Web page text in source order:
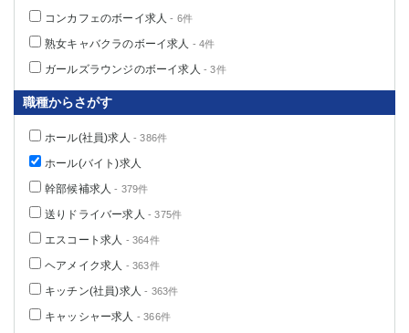
コンカフェのボーイ求人 - 6件
熟女キャバクラのボーイ求人 - 4件
ガールズラウンジのボーイ求人 - 3件
職種からさがす
ホール(社員)求人 - 386件
ホール(バイト)求人
幹部候補求人 - 379件
送りドライバー求人 - 375件
エスコート求人 - 364件
ヘアメイク求人 - 363件
キッチン(社員)求人 - 363件
キャッシャー求人 - 366件